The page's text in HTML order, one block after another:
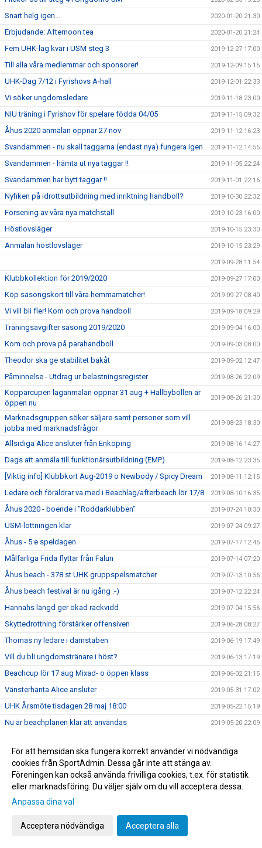
Snart helg igen... 2020-01-20 21:30
Erbjudande: Afternoon tea 2020-01-20 21:24
Fem UHK-lag kvar i USM steg 3 2019-12-27 17:00
Till alla våra medlemmar och sponsorer! 2019-12-09 15:15
UHK-Dag 7/12 i Fyrishovs A-hall 2019-12-01 22:33
Vi söker ungdomsledare 2019-11-18 23:00
NIU träning i Fyrishov för spelare födda 04/05 2019-11-15 09:32
Åhus 2020 anmälan öppnar 27 nov 2019-11-12 16:23
Svandammen - nu skall taggarna (endast nya) fungera igen 2019-11-12 14:55
Svandammen - hämta ut nya taggar !! 2019-11-05 22:24
Svandammen har bytt taggar !! 2019-11-01 22:16
Nyfiken på idrottsutbildning med inriktning handboll? 2019-10-30 22:32
Försening av våra nya matchställ 2019-10-23 16:00
Höstlovsläger 2019-10-15 23:30
Anmälan höstlovsläger 2019-10-15 23:29
2019-09-28 11:54
Klubbkollektion för 2019/2020 2019-09-27 17:00
Köp säsongskort till våra hemmamatcher! 2019-09-27 08:40
Vi vill bli fler! Kom och prova handboll 2019-09-18 09:29
Träningsavgifter säsong 2019/2020 2019-09-04 16:00
Kom och prova på parahandboll 2019-09-03 08:00
Theodor ska ge stabilitet bakåt 2019-09-02 12:47
Påminnelse - Utdrag ur belastningsregister 2019-08-26 22:09
Kopparcupen laganmälan öppnar 31 aug + Hallbybollen är
öppen nu
2019-08-26 21:30
Marknadsgruppen söker säljare samt personer som vill
jobba med marknadsfrågor
2019-08-23 18:30
Allsidiga Alice ansluter från Enköping 2019-08-16 14:27
Dags att anmäla till funktionärsutbildning (EMP) 2019-08-12 23:35
[Viktig info] Klubbkort Aug-2019 o Newbody / Spicy Dream 2019-08-11 12:15
Ledare och föräldrar va med i Beachlag/afterbeach lör 17/8 2019-08-10 16:35
Åhus 2020 - boende i "Roddarklubben" 2019-07-24 10:30
USM-lottningen klar 2019-07-24 09:27
Åhus - 5:e speldagen 2019-07-17 12:45
Målfarliga Frida flyttar från Falun 2019-07-14 07:20
Åhus beach - 378 st UHK gruppspelsmatcher 2019-07-13 10:56
Åhus beach festival är nu igång :-) 2019-07-12 22:24
Hannahs längd ger ökad räckvidd 2019-07-04 15:56
Skyttedrottning förstärker offensiven 2019-06-28 08:27
Thomas ny ledare i damstaben 2019-06-19 17:49
Vill du bli ungdomstränare i höst? 2019-06-13 17:19
Beachcup lör 17 aug Mixad- o öppen klass 2019-06-02 21:15
Vänsterhänta Alice ansluter 2019-05-31 17:02
UHK Årsmöte tisdagen 28 maj 18:00 2019-05-22 15:19
Nu är beachplanen klar att användas 2019-05-20 22:09
UHK Beach träningstider på Graneberg och Campus 2019-05-16 23:01
Grattis Marcus, U17 2019-05-10 07:19
Damer U upp i division 2 2019-05-01 09:02
UHK NYHETSBREV
UHK Beachträning, dags att ansöka om träningstider
För att hemsidan ska fungera korrekt använder vi nödvändiga
cookies från SportAdmin. Dessa går inte att stänga av.
Föreningen kan också använda frivilliga cookies, t.ex. för statistik
eller marknadsföring. Du väljer själv om du vill acceptera dessa.
Anpassa dina val
Acceptera nödvändiga Acceptera alla